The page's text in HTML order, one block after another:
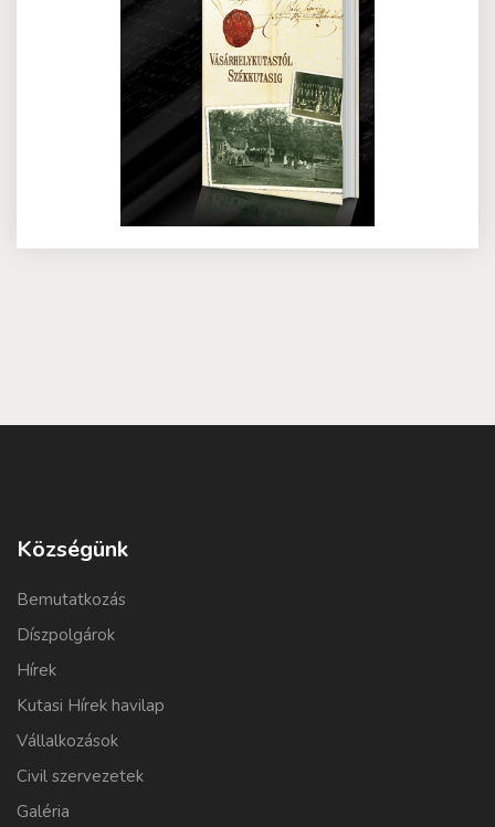
Községünk
Bemutatkozás
Díszpolgárok
Hírek
Kutasi Hírek havilap
Vállalkozások
Civil szervezetek
Galéria